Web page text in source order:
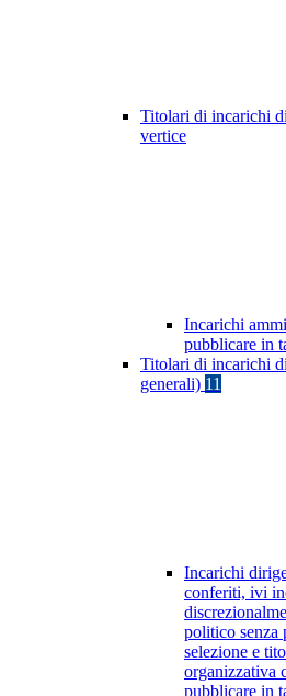
Titolari di incarichi
vertice
Incarichi
pubblicare in
Titolari di incarichi
generali) 11
Incarichi
conferiti, ivi
politico senza
selezione e
organizzativa
pubblicare in